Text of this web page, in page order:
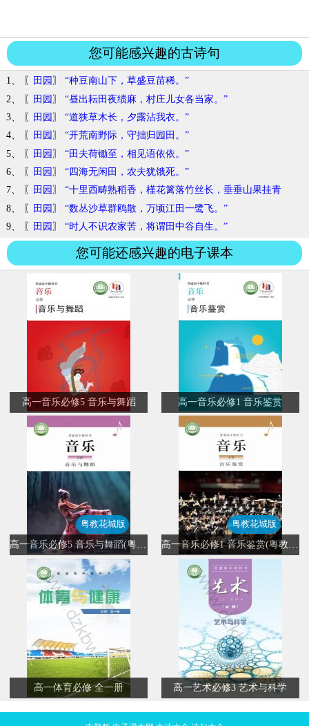
您可能感兴趣的古诗句
1、 〖 田园 〗 “种豆南山下，草盛豆苗稀。”
2、 〖 田园〗 “昼出耘田夜绩麻，村庄儿女各当家。”
3、 〖
田园 〗 “道狭草木长，夕露沾我衣。”
4、 〖
田园 〗 “开荒南野际，守拙归园田。”
5、 〖 田园〗 “田夫荷锄至，相见语依依。”
6、 〖
田园 〗 “四海无闲田，农夫犹饿死。”
7、 〖
田园 〗 “十里西畴熟稻香，槿花篱落竹丝长，垂垂山果挂青
黄。”
8、 〖 田园 〗 “数丛沙草群鸥散，万顷江田一鹭飞。”
9、 〖
田园 〗 “时人不识农家苦，将谓田中谷自生。”
您可能还感兴趣的电子课本
高一音乐必修5 音乐与舞蹈 高一音乐必修1 音乐鉴赏
粤教花城版
高一音乐必修5 音乐与舞蹈(粤教花城版)
粤教花城版
高一音乐必修1 音乐鉴赏(粤教花城版)
高一体育必修 全一册 高一艺术必修3 艺术与科学